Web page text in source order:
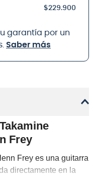
$229.900
garantía por un
Saber más
Frey
Frey es una guitarra
directamente en la